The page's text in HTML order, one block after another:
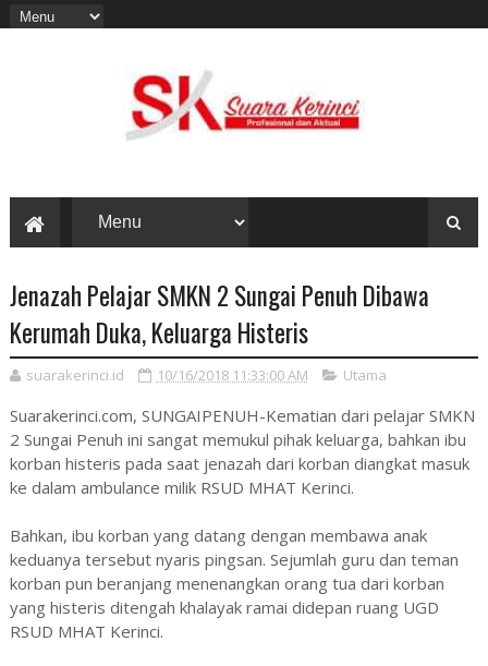
Jenazah Pelajar SMKN 2 Sungai Penuh Dibawa
Kerumah Duka, Keluarga Histeris
suarakerinci.id 10/16/2018 11:33:00 AM Utama
Suarakerinci.com, SUNGAIPENUH-Kematian dari pelajar SMKN
2 Sungai Penuh ini sangat memukul pihak keluarga, bahkan ibu
korban histeris pada saat jenazah dari korban diangkat masuk
ke dalam ambulance milik RSUD MHAT Kerinci.
Bahkan, ibu korban yang datang dengan membawa anak
keduanya tersebut nyaris pingsan. Sejumlah guru dan teman
korban pun beranjang menenangkan orang tua dari korban
yang histeris ditengah khalayak ramai didepan ruang UGD
RSUD MHAT Kerinci.